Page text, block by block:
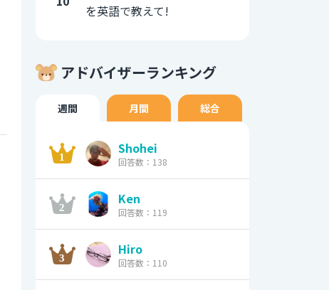
を英語で教えて!
アドバイザーランキング
週間 月間 総合
Shohei
回答数：138
Ken
回答数：119
Hiro
回答数：110